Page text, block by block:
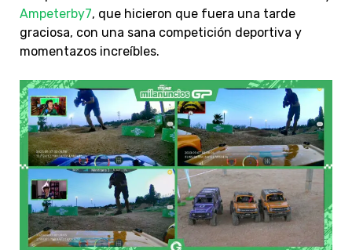
Ampeterby7, que hicieron que fuera una tarde
graciosa, con una sana competición deportiva y
momentazos increíbles.